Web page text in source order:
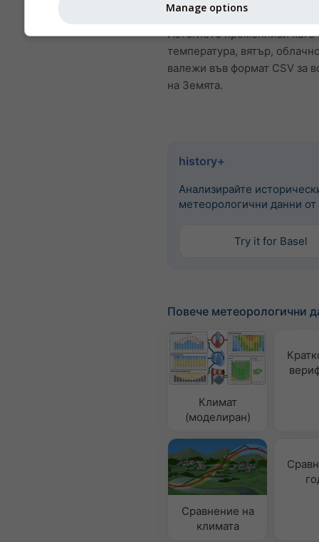
бъдат закупени чрез
Изтеглете променливи като
температура, вятър,
валежи във формат CSV за
на Земята.
history+
Анализирайте
метеорологични данни от
Try it for Basel
Повече метеорологични
Климат
(моделиран)
Сравнение на
климата
Manage options